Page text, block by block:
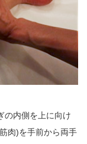
の内側を上に向け
肉)を手前から両手